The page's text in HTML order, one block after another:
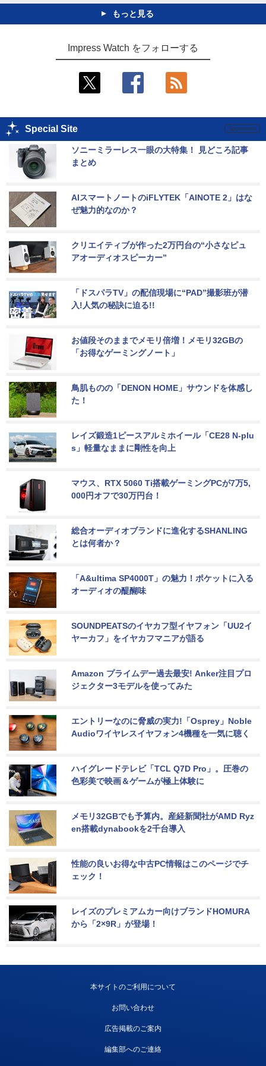
もっと見る
Impress Watch をフォローする
Special Site
ソニーミラーレス一眼の大特集！ 見どころ記事
まとめ
AIスマートノートのiFLYTEK「AINOTE 2」はな
ぜ魅力的なのか？
クリエイティブが作った2万円台の“小さなピュ
アオーディオスピーカー”
「ドスパラTV」の配信現場に“PAD”撮影班が潜
入!人気の秘訣に迫る!!
お値段そのままでメモリ倍増！メモリ32GBの
「お得なゲーミングノート」
鳥肌ものの「DENON HOME」サウンドを体感し
た！
レイズ鍛造1ピースアルミホイール「CE28 N-plu
s」軽量なままに剛性を向上
マウス、RTX 5060 Ti搭載ゲーミングPCが7万5,
000円オフで30万円台！
総合オーディオブランドに進化するSHANLING
とは何者か？
「A&ultima SP4000T」の魅力！ポケットに入る
オーディオの醍醐味
SOUNDPEATSのイヤカフ型イヤフォン「UU2イ
ヤーカフ」をイヤカフマニアが語る
Amazon プライムデー過去最安! Anker注目プロ
ジェクター3モデルを使ってみた
エントリーなのに脅威の実力!「Osprey」Noble
Audioワイヤレスイヤフォン4機種を一気に聴く
ハイグレードテレビ「TCL Q7D Pro」。圧巻の
色彩美で映画＆ゲームが極上体験に
メモリ32GBでも予算内。産経新聞社がAMD Ryz
en搭載dynabookを2千台導入
性能の良いお得な中古PC情報はこのページでチ
ェック！
レイズのプレミアムカー向けブランドHOMURA
から「2×9R」が登場！
本サイトのご利用について
お問い合わせ
広告掲載のご案内
編集部へのご連絡